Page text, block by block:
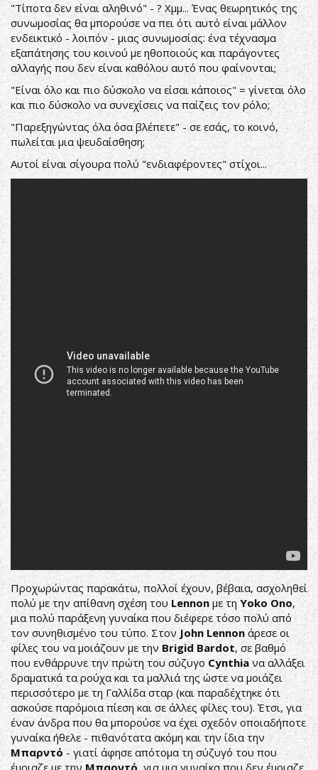
"Τίποτα δεν είναι αληθινό" - ? Χμμ... Ένας θεωρητικός της
συνωμοσίας θα μπορούσε να πει ότι αυτό είναι μάλλον
ενδεικτικό - λοιπόν - μιας συνωμοσίας: ένα τέχνασμα
εξαπάτησης του κοινού με ηθοποιούς και παράγοντες
αλλαγής που δεν είναι καθόλου αυτό που φαίνονται;
"Είναι όλο και πιο δύσκολο να είσαι κάποιος" = γίνεται όλο
και πιο δύσκολο να συνεχίσεις να παίζεις τον ρόλο;
"Παρεξηγώντας όλα όσα βλέπετε" - σε εσάς, το κοινό,
πωλείται μια ψευδαίσθηση;
Αυτοί είναι σίγουρα πολύ "ενδιαφέροντες" στίχοι...
Προχωρώντας παρακάτω, πολλοί έχουν, βέβαια, ασχοληθεί
πολύ με την απίθανη σχέση τουLennon με τη Yoko Ono,
μια πολύ παράξενη γυναίκα που διέφερε τόσο πολύ από
τον συνηθισμένο του τύπο. Στον John Lennonάρεσε οι
φίλες του να μοιάζουν με τηνBrigid Bardot, σε βαθμό
που ενθάρρυνε την πρώτη του σύζυγο Cynthia να αλλάξει
δραματικά τα ρούχα και τα μαλλιά της ώστε να μοιάζει
περισσότερο με τη Γαλλίδα σταρ (και παραδέχτηκε ότι
ασκούσε παρόμοια πίεση και σε άλλες φίλες του). Έτσι, για
έναν άνδρα που θα μπορούσε να έχει σχεδόν οποιαδήποτε
γυναίκα ήθελε - πιθανότατα ακόμη και την ίδια την
Μπαρντό - γιατί άφησε απότομα τη σύζυγό του που